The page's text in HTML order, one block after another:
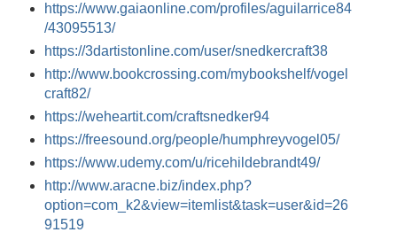
https://www.gaiaonline.com/profiles/aguilarrice84
/43095513/
https://3dartistonline.com/user/snedkercraft38
http://www.bookcrossing.com/mybookshelf/vogel
craft82/
https://weheartit.com/craftsnedker94
https://freesound.org/people/humphreyvogel05/
https://www.udemy.com/u/ricehildebrandt49/
http://www.aracne.biz/index.php?
option=com_k2&view=itemlist&task=user&id=26
91519